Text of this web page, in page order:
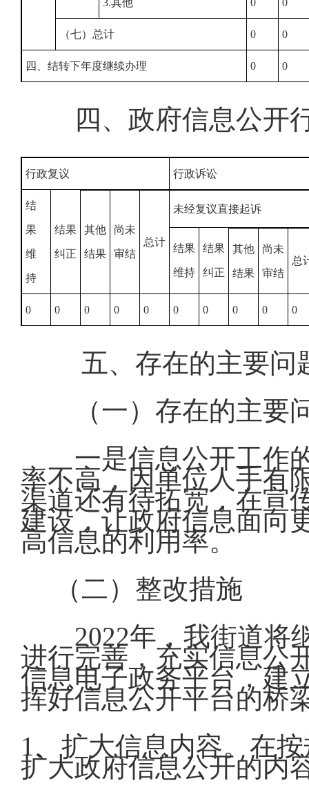
（七）总计 0 0
四、结转下年度继续办理 0 0
四、政府信息公开
行政复议 行政诉讼
结
果
维
持
结果
纠正
其他
结果
尚未
审结
总计
未经复议直接起诉
结果
维持
结果
纠正
其他
结果
尚未
审结
总
0 0 0 0 0 0 0 0 0 0
五、存在的主要问
（一）存在的主要
一是信息公开工作的
率不高，因单位人手有
渠道还有待拓宽，在宣
建设，让政府信息面向
高信息的利用率。
（二）整改措施
2022年，我街道将继
进行完善，充实信息公
信息电子政务平台，建
挥好信息公开平台的桥
1、扩大信息内容。在
扩大政府信息公开的内